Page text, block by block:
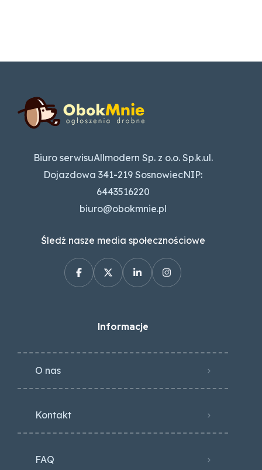
Biuro serwisuAllmodern Sp. z o.o. Sp.k.ul.
Dojazdowa 341-219 SosnowiecNIP:
6443516220
biuro@obokmnie.pl
Śledź nasze media społecznościowe
Informacje
O nas
Kontakt
FAQ